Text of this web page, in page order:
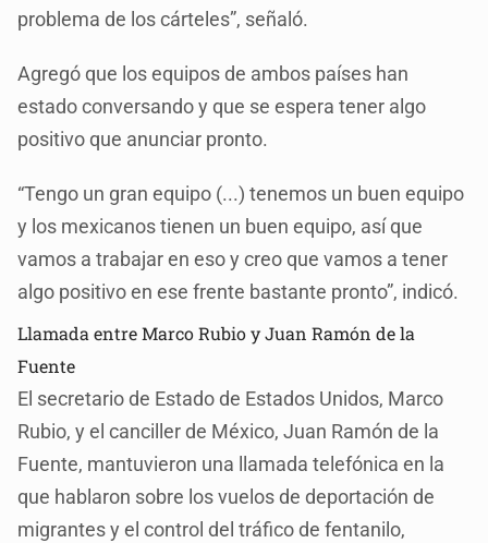
problema de los cárteles”, señaló.
Agregó que los equipos de ambos países han
estado conversando y que se espera tener algo
positivo que anunciar pronto.
“Tengo un gran equipo (...) tenemos un buen equipo
y los mexicanos tienen un buen equipo, así que
vamos a trabajar en eso y creo que vamos a tener
algo positivo en ese frente bastante pronto”, indicó.
Llamada entre Marco Rubio y Juan Ramón de la
Fuente
El secretario de Estado de Estados Unidos, Marco
Rubio, y el canciller de México, Juan Ramón de la
Fuente, mantuvieron una llamada telefónica en la
que hablaron sobre los vuelos de deportación de
migrantes y el control del tráfico de fentanilo,